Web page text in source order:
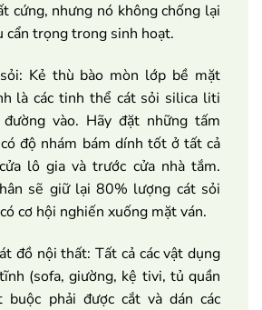
cứng, nhưng nó không chống lại
cẩn trọng trong sinh hoạt.
Kẻ thù bào mòn lớp bề mặt
là các tinh thể cát sỏi silica liti
vào. Hãy đặt những tấm
độ nhám bám dính tốt ở tất cả
lô gia và trước cửa nhà tắm.
sẽ giữ lại 80% lượng cát sỏi
cơ hội nghiến xuống mặt ván.
đồ nội thất: Tất cả các vật dụng
(sofa, giường, kệ tivi, tủ quần
buộc phải được cắt và dán các